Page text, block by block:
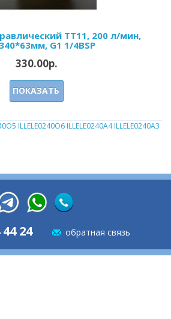
ТТ11, 200 л/мин,
G1 1/4BSP
330.00р.
ПОКАЗАТЬ
ILLELE0240O6 ILLELE0240A4 ILLELE0240A3
24 обратная связь